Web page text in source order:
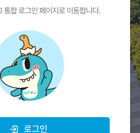
통합 로그인 페이지로 이동합니다.
로그인